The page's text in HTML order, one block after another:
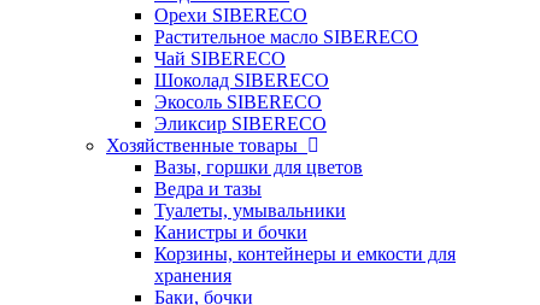
Орехи SIBERECO
Растительное масло SIBERECO
Чай SIBERECO
Шоколад SIBERECO
Экосоль SIBERECO
Эликсир SIBERECO
Хозяйственные товары
Вазы, горшки для цветов
Ведра и тазы
Туалеты, умывальники
Канистры и бочки
Корзины, контейнеры и емкости для
хранения
Баки, бочки